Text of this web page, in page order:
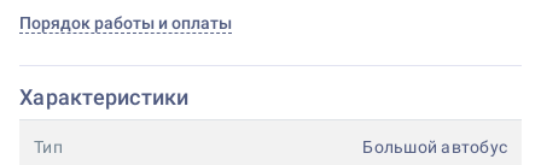
Порядок работы и оплаты
Характеристики
Тип Большой автобус